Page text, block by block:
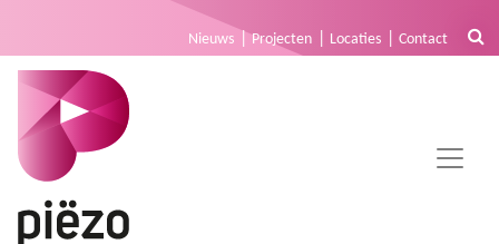
Nieuws Projecten Locaties Contact